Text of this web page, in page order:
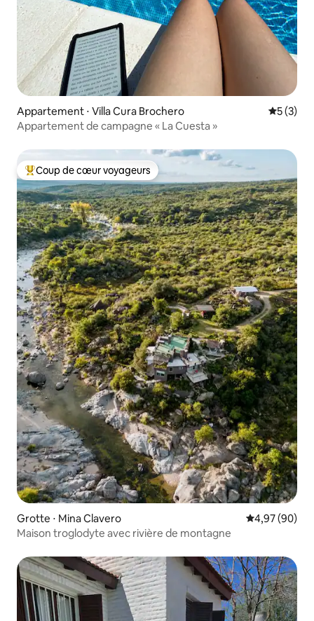
Appartement ⋅ Villa Cura Brochero
5 (3)
Appartement de campagne « La Cuesta »
Coups de cœur voyageurs les plus appréciés
Coup de cœur voyageurs
Grotte ⋅ Mina Clavero Évaluation
4,97 (90)
Maison troglodyte avec rivière de montagne